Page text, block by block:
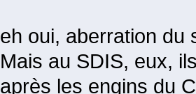
eh oui, aberration du
Mais au SDIS, eux,
après les engins du